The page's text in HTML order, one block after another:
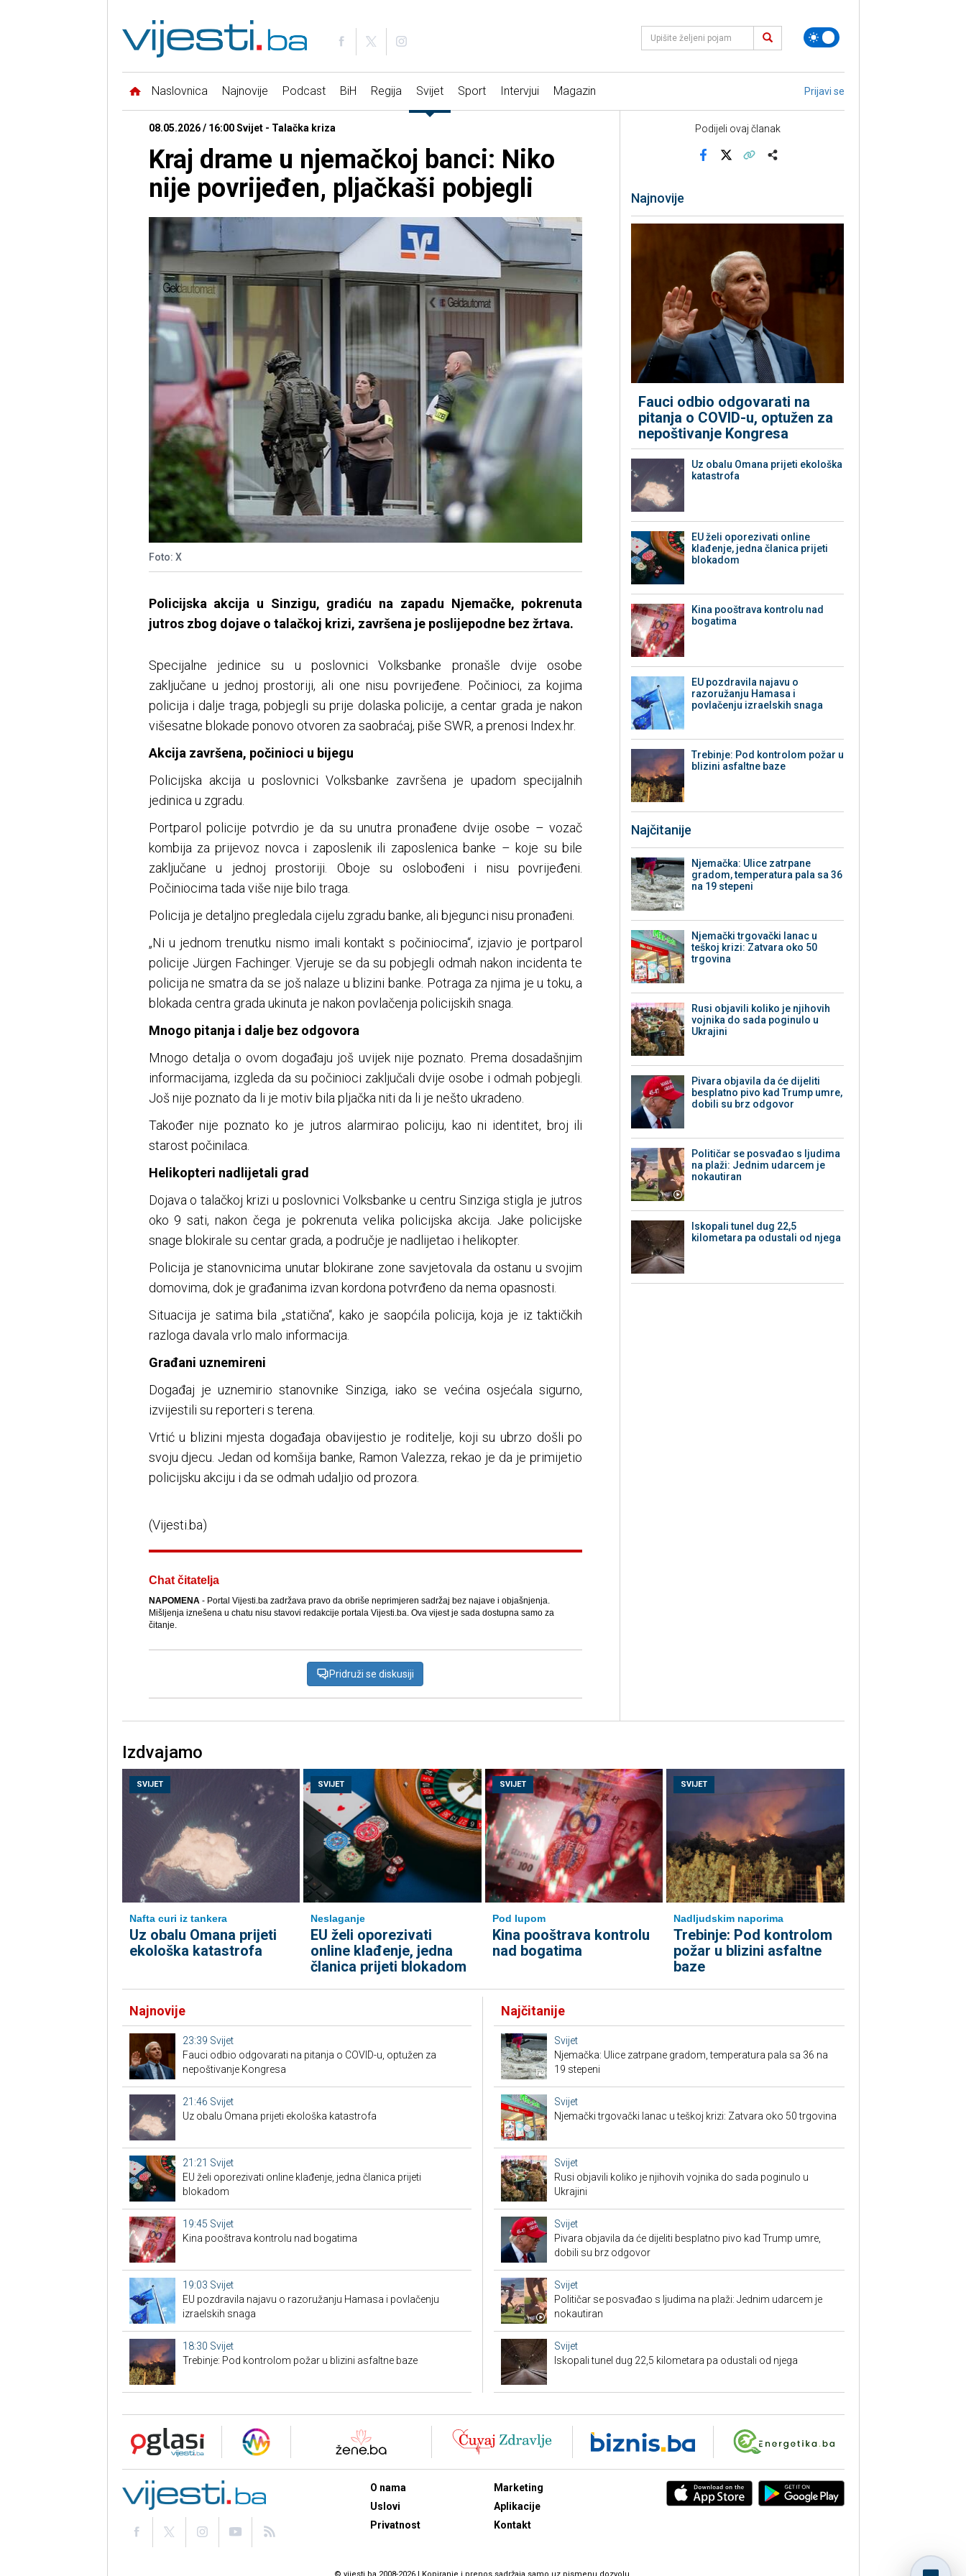
Naslovnica Najnovije Podcast BiH Regija Svijet Sport Intervjui Magazin Prijavi se
08.05.2026 / 16:00 Svijet - Talačka kriza
Kraj drame u njemačkoj banci: Niko
nije povrijeđen, pljačkaši pobjegli
Foto: X
Policijska akcija u Sinzigu, gradiću na zapadu Njemačke, pokrenuta
jutros zbog dojave o talačkoj krizi, završena je poslijepodne bez žrtava.
Specijalne jedinice su u poslovnici Volksbanke pronašle dvije osobe
zaključane u jednoj prostoriji, ali one nisu povrijeđene. Počinioci, za kojima
policija i dalje traga, pobjegli su prije dolaska policije, a centar grada je nakon
višesatne blokade ponovo otvoren za saobraćaj, piše SWR, a prenosi Index.hr.
Akcija završena, počinioci u bijegu
Policijska akcija u poslovnici Volksbanke završena je upadom specijalnih
jedinica u zgradu.
Portparol policije potvrdio je da su unutra pronađene dvije osobe – vozač
kombija za prijevoz novca i zaposlenik ili zaposlenica banke – koje su bile
zaključane u jednoj prostoriji. Oboje su oslobođeni i nisu povrijeđeni.
Počiniocima tada više nije bilo traga.
Policija je detaljno pregledala cijelu zgradu banke, ali bjegunci nisu pronađeni.
„Ni u jednom trenutku nismo imali kontakt s počiniocima“, izjavio je portparol
policije Jürgen Fachinger. Vjeruje se da su pobjegli odmah nakon incidenta te
policija ne smatra da se još nalaze u blizini banke. Potraga za njima je u toku, a
blokada centra grada ukinuta je nakon povlačenja policijskih snaga.
Mnogo pitanja i dalje bez odgovora
Mnogo detalja o ovom događaju još uvijek nije poznato. Prema dosadašnjim
informacijama, izgleda da su počinioci zaključali dvije osobe i odmah pobjegli.
Još nije poznato da li je motiv bila pljačka niti da li je nešto ukradeno.
Također nije poznato ko je jutros alarmirao policiju, kao ni identitet, broj ili
starost počinilaca.
Helikopteri nadlijetali grad
Dojava o talačkoj krizi u poslovnici Volksbanke u centru Sinziga stigla je jutros
oko 9 sati, nakon čega je pokrenuta velika policijska akcija. Jake policijske
snage blokirale su centar grada, a područje je nadlijetao i helikopter.
Policija je stanovnicima unutar blokirane zone savjetovala da ostanu u svojim
domovima, dok je građanima izvan kordona potvrđeno da nema opasnosti.
Situacija je satima bila „statična“, kako je saopćila policija, koja je iz taktičkih
razloga davala vrlo malo informacija.
Građani uznemireni
Događaj je uznemirio stanovnike Sinziga, iako se većina osjećala sigurno,
izvijestili su reporteri s terena.
Vrtić u blizini mjesta događaja obavijestio je roditelje, koji su ubrzo došli po
svoju djecu. Jedan od komšija banke, Ramon Valezza, rekao je da je primijetio
policijsku akciju i da se odmah udaljio od prozora.
(Vijesti.ba)
Chat čitatelja
NAPOMENA- Portal Vijesti.ba zadržava pravo da obriše neprimjeren sadržaj bez najave i objašnjenja.
Mišljenja iznešena u chatu nisu stavovi redakcije portala Vijesti.ba. Ova vijest je sada dostupna samo za
čitanje.
Pridruži se diskusiji
Podijeli ovaj članak
Najnovije
Fauci odbio odgovarati na
pitanja o COVID-u, optužen za
nepoštivanje Kongresa
Uz obalu Omana prijeti ekološka
katastrofa
EU želi oporezivati online
klađenje, jedna članica prijeti
blokadom
Kina pooštrava kontrolu nad
bogatima
EU pozdravila najavu o
razoružanju Hamasa i
povlačenju izraelskih snaga
Trebinje: Pod kontrolom požar u
blizini asfaltne baze
Najčitanije
Njemačka: Ulice zatrpane
gradom, temperatura pala sa 36
na 19 stepeni
Njemački trgovački lanac u
teškoj krizi: Zatvara oko 50
trgovina
Rusi objavili koliko je njihovih
vojnika do sada poginulo u
Ukrajini
Pivara objavila da će dijeliti
besplatno pivo kad Trump umre,
dobili su brz odgovor
Političar se posvađao s ljudima
na plaži: Jednim udarcem je
nokautiran
Iskopali tunel dug 22,5
kilometara pa odustali od njega
Izdvajamo
SVIJET
Nafta curi iz tankera
Uz obalu Omana prijeti
ekološka katastrofa
SVIJET
Neslaganje
EU želi oporezivati
online klađenje, jedna
članica prijeti blokadom
SVIJET
Pod lupom
Kina pooštrava kontrolu
nad bogatima
SVIJET
Nadljudskim naporima
Trebinje: Pod kontrolom
požar u blizini asfaltne
baze
Najnovije
23:39 Svijet
Fauci odbio odgovarati na pitanja o COVID-u, optužen za
nepoštivanje Kongresa
21:46 Svijet
Uz obalu Omana prijeti ekološka katastrofa
21:21 Svijet
EU želi oporezivati online klađenje, jedna članica prijeti
blokadom
19:45 Svijet
Kina pooštrava kontrolu nad bogatima
19:03 Svijet
EU pozdravila najavu o razoružanju Hamasa i povlačenju
izraelskih snaga
18:30 Svijet
Trebinje: Pod kontrolom požar u blizini asfaltne baze
Najčitanije
Svijet
Njemačka: Ulice zatrpane gradom, temperatura pala sa 36 na
19 stepeni
Svijet
Njemački trgovački lanac u teškoj krizi: Zatvara oko 50 trgovina
Svijet
Rusi objavili koliko je njihovih vojnika do sada poginulo u
Ukrajini
Svijet
Pivara objavila da će dijeliti besplatno pivo kad Trump umre,
dobili su brz odgovor
Svijet
Političar se posvađao s ljudima na plaži: Jednim udarcem je
nokautiran
Svijet
Iskopali tunel dug 22,5 kilometara pa odustali od njega
O nama
Uslovi
Privatnost
Marketing
Aplikacije
Kontakt
© vijesti.ba 2008-2026 | Kopiranje i prenos sadržaja samo uz pismenu dozvolu.